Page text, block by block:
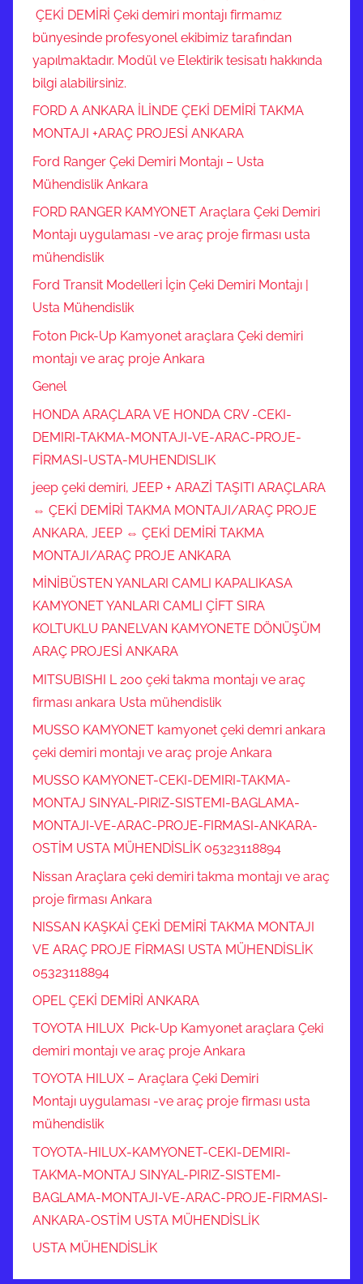
ÇEKİ DEMİRİ Çeki demiri montajı firmamız
bünyesinde profesyonel ekibimiz tarafından
yapılmaktadır. Modül ve Elektirik tesisatı hakkında
bilgi alabilirsiniz.
FORD A ANKARA İLİNDE ÇEKİ DEMİRİ TAKMA
MONTAJI +ARAÇ PROJESİ ANKARA
Ford Ranger Çeki Demiri Montajı – Usta
Mühendislik Ankara
FORD RANGER KAMYONET Araçlara Çeki Demiri
Montajı uygulaması -ve araç proje firması usta
mühendislik
Ford Transit Modelleri İçin Çeki Demiri Montajı |
Usta Mühendislik
Foton Pıck-Up Kamyonet araçlara Çeki demiri
montajı ve araç proje Ankara
Genel
HONDA ARAÇLARA VE HONDA CRV -CEKI-
DEMIRI-TAKMA-MONTAJI-VE-ARAC-PROJE-
FİRMASI-USTA-MUHENDISLIK
jeep çeki demiri, JEEP + ARAZİ TAŞITI ARAÇLARA
⇔ ÇEKİ DEMİRİ TAKMA MONTAJI/ARAÇ PROJE
ANKARA, JEEP ⇔ ÇEKİ DEMİRİ TAKMA
MONTAJI/ARAÇ PROJE ANKARA
MİNİBÜSTEN YANLARI CAMLI KAPALIKASA
KAMYONET YANLARI CAMLI ÇİFT SIRA
KOLTUKLU PANELVAN KAMYONETE DÖNÜŞÜM
ARAÇ PROJESİ ANKARA
MITSUBISHI L 200 çeki takma montajı ve araç
firması ankara Usta mühendislik
MUSSO KAMYONET kamyonet çeki demri ankara
çeki demiri montajı ve araç proje Ankara
MUSSO KAMYONET-CEKI-DEMIRI-TAKMA-
MONTAJ SINYAL-PIRIZ-SISTEMI-BAGLAMA-
MONTAJI-VE-ARAC-PROJE-FIRMASI-ANKARA-
OSTİM USTA MÜHENDİSLİK 05323118894
Nissan Araçlara çeki demiri takma montajı ve araç
proje firması Ankara
NISSAN KAŞKAİ ÇEKİ DEMİRİ TAKMA MONTAJI
VE ARAÇ PROJE FİRMASI USTA MÜHENDİSLİK
05323118894
OPEL ÇEKİ DEMİRİ ANKARA
TOYOTA HILUX Pıck-Up Kamyonet araçlara Çeki
demiri montajı ve araç proje Ankara
TOYOTA HILUX – Araçlara Çeki Demiri
Montajı uygulaması -ve araç proje firması usta
mühendislik
TOYOTA-HILUX-KAMYONET-CEKI-DEMIRI-
TAKMA-MONTAJ SINYAL-PIRIZ-SISTEMI-
BAGLAMA-MONTAJI-VE-ARAC-PROJE-FIRMASI-
ANKARA-OSTİM USTA MÜHENDİSLİK
USTA MÜHENDİSLİK